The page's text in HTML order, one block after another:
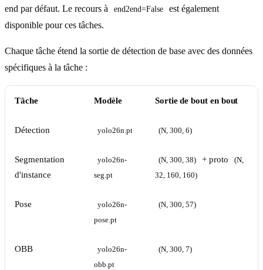
end par défaut. Le recours à
end2end=False
est également
disponible pour ces tâches.
Chaque tâche étend la sortie de détection de base avec des données
spécifiques à la tâche :
Tâche Modèle Sortie de bout en bout
Détection yolo26n.pt (N, 300, 6)
Segmentation
d'instance
yolo26n-
seg.pt
(N, 300, 38) + proto
(N,
32, 160, 160)
Pose
yolo26n-
pose.pt
(N, 300, 57)
OBB
yolo26n-
obb.pt
(N, 300, 7)